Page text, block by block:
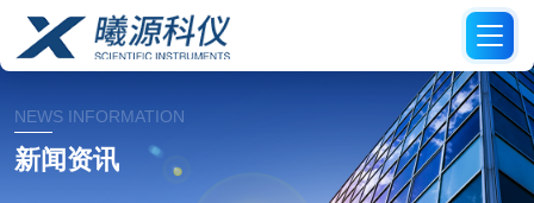
NEWS INFORMATION
新闻资讯